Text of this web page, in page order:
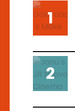
1
2